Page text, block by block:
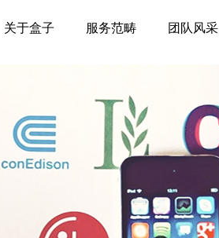
关于盒子 服务范畴 团队风采